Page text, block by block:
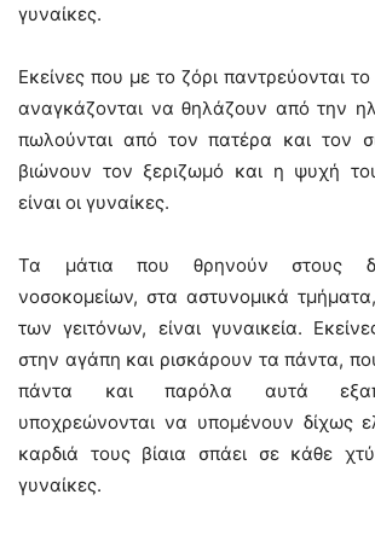
γυναίκες.
Εκείνες που με το ζόρι παντρεύονται
αναγκάζονται να θηλάζουν από την
πωλούνται από τον πατέρα και τον
βιώνουν τον ξεριζωμό και η ψυχή
είναι οι γυναίκες.
Τα μάτια που θρηνούν στους
νοσοκομείων, στα αστυνομικά
των γειτόνων, είναι γυναικεία.
στην αγάπη και ρισκάρουν τα πάντα,
πάντα και παρόλα αυτά
υποχρεώνονται να υπομένουν δίχως
καρδιά τους βίαια σπάει σε κάθε
γυναίκες.